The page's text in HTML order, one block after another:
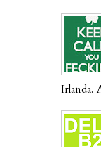
Irlanda.